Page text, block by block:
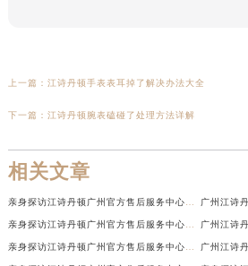
上一篇： 江诗丹顿手表表耳掉了解决办法大全
下一篇： 江诗丹顿腕表磕碰了处理方法详解
相关文章